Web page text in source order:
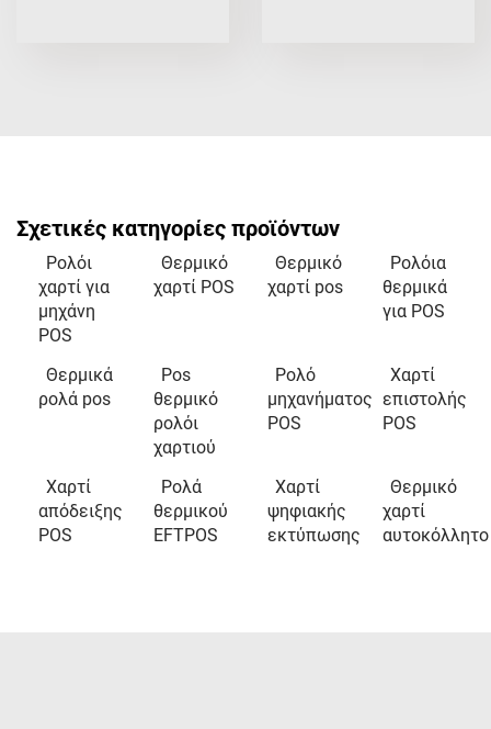
Σχετικές κατηγορίες προϊόντων
Ρολόι
χαρτί για
μηχάνη
POS
Θερμικό
χαρτί POS
Θερμικό
χαρτί pos
Ρολόια
θερμικά
για POS
Θερμικά
ρολά pos
Pos
θερμικό
ρολόι
χαρτιού
Ρολό
μηχανήματος
POS
Χαρτί
επιστολής
POS
Χαρτί
απόδειξης
POS
Ρολά
θερμικού
EFTPOS
Χαρτί
ψηφιακής
εκτύπωσης
Θερμικό
χαρτί
αυτοκόλλητο